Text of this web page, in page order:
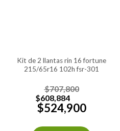
kit de 2 llantas rin 16 fortune
215/65r16 102h fsr-301
$707,800
$608,884
$524,900